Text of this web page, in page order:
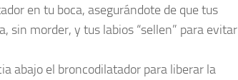
en tu boca, asegurándote de que tus
sin morder, y tus labios “sellen” para evitar
abajo el broncodilatador para liberar la